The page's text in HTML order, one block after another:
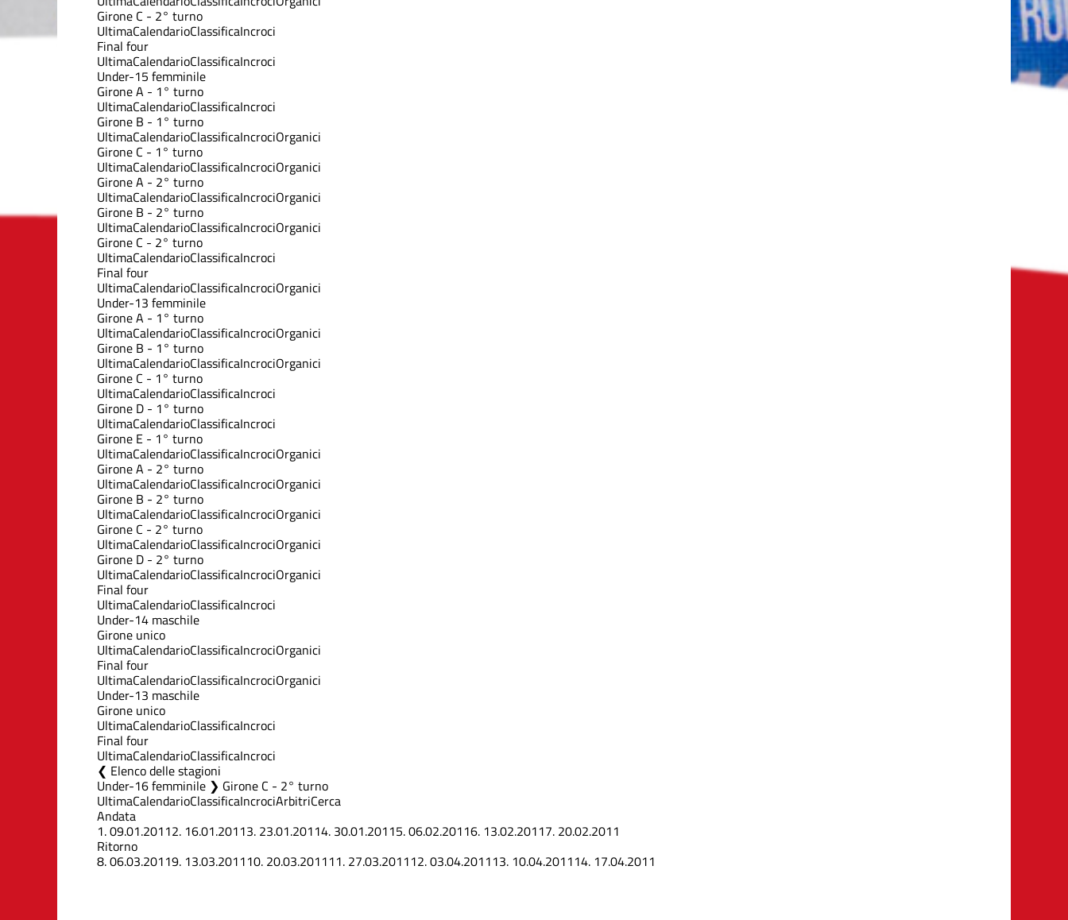
Girone C - 2° turno
UltimaCalendarioClassificaIncroci
Final four
UltimaCalendarioClassificaIncroci
Under-15 femminile
Girone A - 1° turno
UltimaCalendarioClassificaIncroci
Girone B - 1° turno
UltimaCalendarioClassificaIncrociOrganici
Girone C - 1° turno
UltimaCalendarioClassificaIncrociOrganici
Girone A - 2° turno
UltimaCalendarioClassificaIncrociOrganici
Girone B - 2° turno
UltimaCalendarioClassificaIncrociOrganici
Girone C - 2° turno
UltimaCalendarioClassificaIncroci
Final four
UltimaCalendarioClassificaIncrociOrganici
Under-13 femminile
Girone A - 1° turno
UltimaCalendarioClassificaIncrociOrganici
Girone B - 1° turno
UltimaCalendarioClassificaIncrociOrganici
Girone C - 1° turno
UltimaCalendarioClassificaIncroci
Girone D - 1° turno
UltimaCalendarioClassificaIncroci
Girone E - 1° turno
UltimaCalendarioClassificaIncrociOrganici
Girone A - 2° turno
UltimaCalendarioClassificaIncrociOrganici
Girone B - 2° turno
UltimaCalendarioClassificaIncrociOrganici
Girone C - 2° turno
UltimaCalendarioClassificaIncrociOrganici
Girone D - 2° turno
UltimaCalendarioClassificaIncrociOrganici
Final four
UltimaCalendarioClassificaIncroci
Under-14 maschile
Girone unico
UltimaCalendarioClassificaIncrociOrganici
Final four
UltimaCalendarioClassificaIncrociOrganici
Under-13 maschile
Girone unico
UltimaCalendarioClassificaIncroci
Final four
UltimaCalendarioClassificaIncroci
Elenco delle stagioni
Under-16 femminile ❯ Girone C - 2° turno
UltimaCalendarioClassificaIncrociArbitriCerca
Andata
1.09.01.20112. 16.01.20113. 23.01.20114. 30.01.20115.06.02.20116. 13.02.20117. 20.02.2011
Ritorno
8.06.03.20119. 13.03.201110. 20.03.201111. 27.03.201112.03.04.201113. 10.04.201114. 17.04.2011